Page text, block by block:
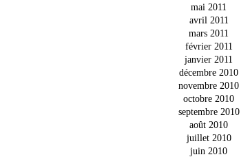
mai 2011
avril 2011
mars 2011
février 2011
janvier 2011
décembre 2010
novembre 2010
octobre 2010
septembre 2010
août 2010
juillet 2010
juin 2010